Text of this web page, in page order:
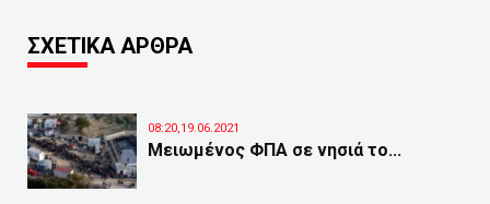
ΣΧΕΤΙΚΑ ΑΡΘΡΑ
08:20,19.06.2021
Μειωμένος ΦΠΑ σε νησιά το...